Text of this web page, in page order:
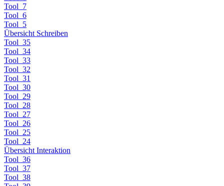
Tool_7
Tool_6
Tool_5
Übersicht Schreiben
Tool_35
Tool_34
Tool_33
Tool_32
Tool_31
Tool_30
Tool_29
Tool_28
Tool_27
Tool_26
Tool_25
Tool_24
Übersicht Interaktion
Tool_36
Tool_37
Tool_38